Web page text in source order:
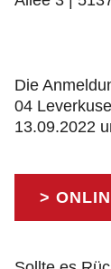
Die
04
13.09.2022
>